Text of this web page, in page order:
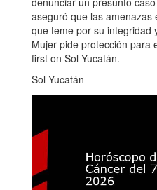
aseguró que las amenazas
que teme por su integridad
Mujer pide protección para
first on Sol Yucatán.
Sol Yucatán